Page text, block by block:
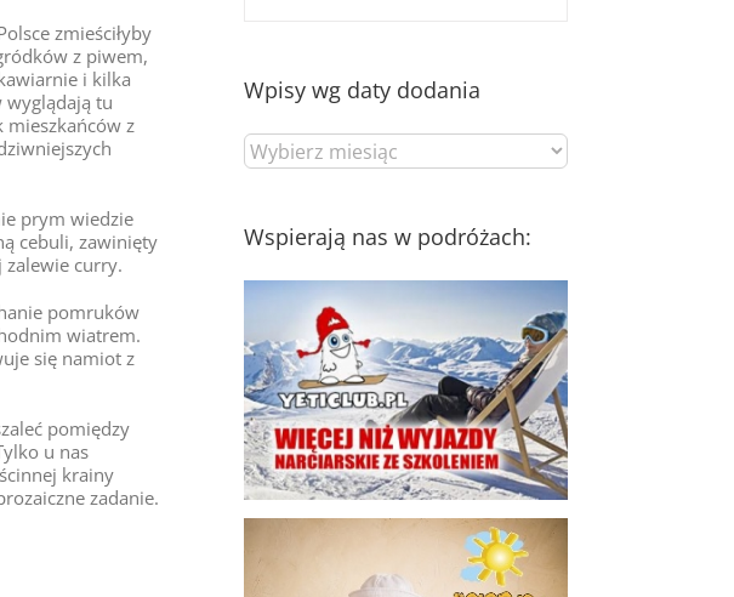
zmieściłyby
z piwem,
i kilka
wyglądają tu
mieszkańców z
prym wiedzie
cebuli, zawinięty
zalewie curry.
pomruków
wiatrem.
się namiot z
pomiędzy
u nas
krainy
zadanie.
Wpisy wg daty dodania
Wpisy
wg
Wspierają nas w podróżach: